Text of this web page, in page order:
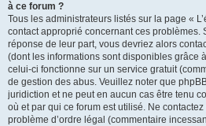
à ce forum ?
Tous les administrateurs listés sur la page «
contact approprié concernant ces problèmes.
réponse de leur part, vous devriez alors
(dont les informations sont disponibles grâce à
celui-ci fonctionne sur un service gratuit
de gestion des abus. Veuillez noter que
juridiction et ne peut en aucun cas être tenu
où et par qui ce forum est utilisé. Ne
problème d’ordre légal (commentaire